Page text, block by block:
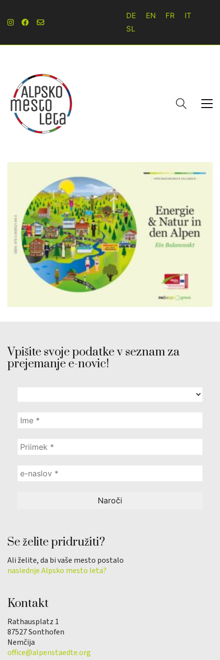
DE EN FR
IT
SL
Vpišite svoje podatke v seznam za
prejemanje e-novic!
Se želite pridružiti?
Ali želite, da bi vaše mesto postalo
naslednje Alpsko mesto leta?
Kontakt
Rathausplatz 1
87527 Sonthofen
Nemčija
office@alpenstaedte.org